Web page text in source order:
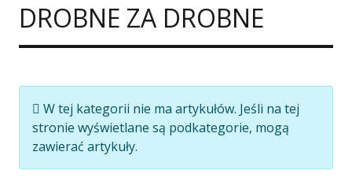
DROBNE ZA DROBNE
Informacja
W tej kategorii nie ma artykułów. Jeśli na tej
stronie wyświetlane są podkategorie, mogą
zawierać artykuły.